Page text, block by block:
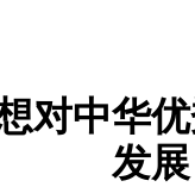
对中华
发展